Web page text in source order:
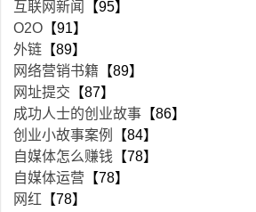
互联网新闻
【95】
O2O 【91】
外链 【89】
网络营销书籍 【89】
网址提交 【87】
成功人士的创业故事 【86】
创业小故事案例
【84】
自媒体怎么赚钱 【78】
自媒体运营 【78】
网红 【78】